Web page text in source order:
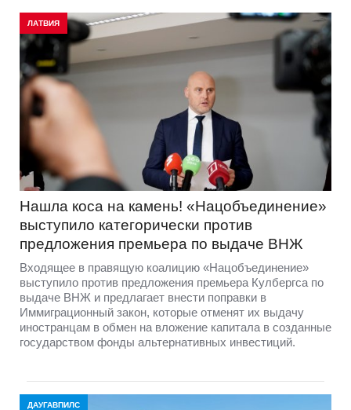
ЛАТВИЯ
Нашла коса на камень! «Нацобъединение»
выступило категорически против
предложения премьера по выдаче ВНЖ
Входящее в правящую коалицию «Нацобъединение»
выступило против предложения премьера Кулбергса по
выдаче ВНЖ и предлагает внести поправки в
Иммиграционный закон, которые отменят их выдачу
иностранцам в обмен на вложение капитала в созданные
государством фонды альтернативных инвестиций.
ДАУГАВПИЛС